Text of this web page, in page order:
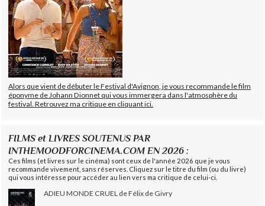
Alors que vient de débuter le Festival d'Avignon, je vous recommande le film
éponyme de Johann Dionnet qui vous immergera dans l'atmosphère du
festival. Retrouvez ma critique en cliquant ici.
FILMS et LIVRES SOUTENUS PAR
INTHEMOODFORCINEMA.COM EN 2026 :
Ces films (et livres sur le cinéma) sont ceux de l'année 2026 que je vous
recommande vivement, sans réserves. Cliquez sur le titre du film (ou du livre)
qui vous intéresse pour accéder au lien vers ma critique de celui-ci.
ADIEU MONDE CRUEL de Félix de Givry